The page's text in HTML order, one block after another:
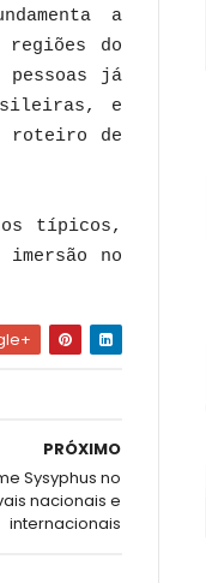
a
do
já
e
roteiro de
típicos,
no
PRÓXIMO
Sysyphus no
nacionais e
internacionais